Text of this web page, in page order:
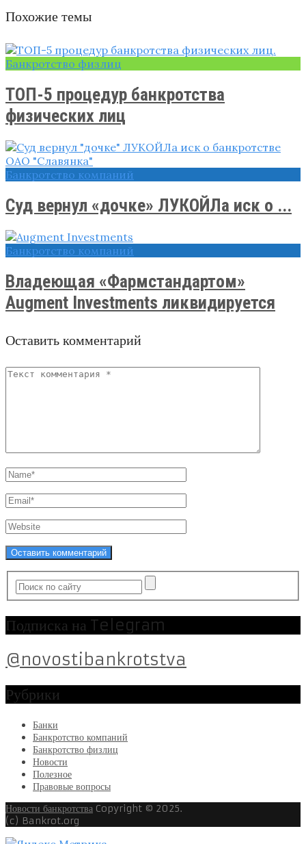
Похожие темы
Банкротство физлиц
ТОП-5 процедур банкротства
физических лиц
Банкротство компаний
Суд вернул «дочке» ЛУКОЙЛа иск о ...
Банкротство компаний
Владеющая «Фармстандартом»
Augment Investments ликвидируется
Оставить комментарий
Подписка на Telegram
@novostibankrotstva
Рубрики
Банки
Банкротство компаний
Банкротство физлиц
Новости
Полезное
Правовые вопросы
Новости банкротства Copyright © 2025.
(c) Bankrot.org